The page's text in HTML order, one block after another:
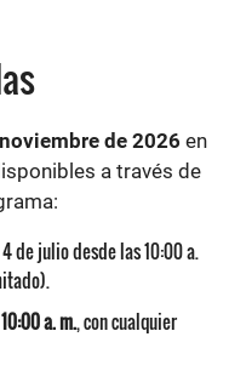
de 2026 en
a través de
de julio desde las 10:00 a.
10:00 a. m., con cualquier